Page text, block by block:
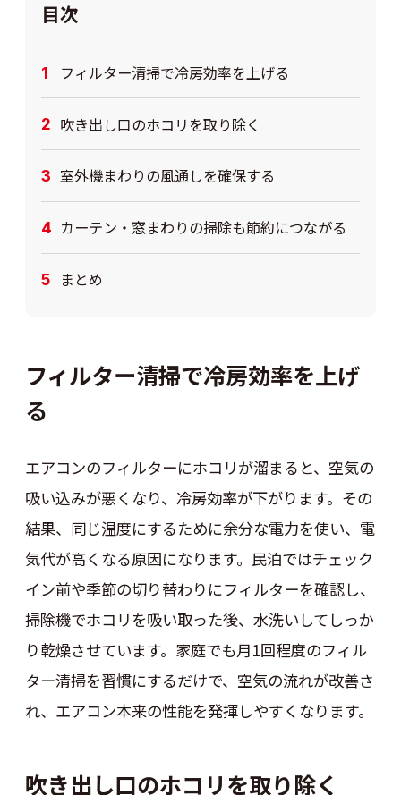
目次
フィルター清掃で冷房効率を上げる
吹き出し口のホコリを取り除く
室外機まわりの風通しを確保する
カーテン・窓まわりの掃除も節約につながる
まとめ
フィルター清掃で冷房効率を上げ
る
エアコンのフィルターにホコリが溜まると、空気の
吸い込みが悪くなり、冷房効率が下がります。その
結果、同じ温度にするために余分な電力を使い、電
気代が高くなる原因になります。民泊ではチェック
イン前や季節の切り替わりにフィルターを確認し、
掃除機でホコリを吸い取った後、水洗いしてしっか
り乾燥させています。家庭でも月1回程度のフィル
ター清掃を習慣にするだけで、空気の流れが改善さ
れ、エアコン本来の性能を発揮しやすくなります。
吹き出し口のホコリを取り除く